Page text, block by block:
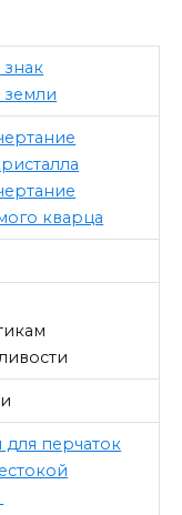
земли
кварца
перчаток